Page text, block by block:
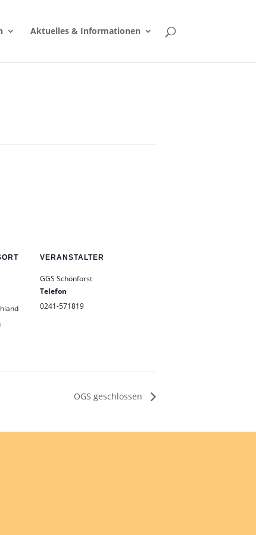
Aktuelles & Informationen
VERANSTALTER
GGS Schönforst
Telefon
0241-571819
OGS geschlossen